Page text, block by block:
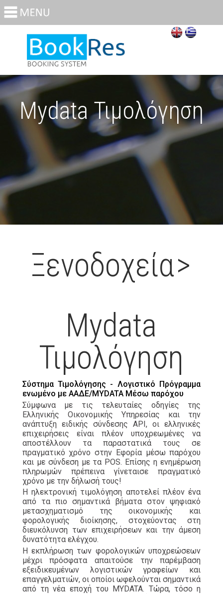
Mydata Τιμολόγηση
Ξενοδοχεία>
Mydata
Τιμολόγηση
Σύστημα Τιμολόγησης - Λογιστικό Πρόγραμμα
ενωμένο με ΑΑΔΕ/MYDATA Μέσω παρόχου
Σύμφωνα με τις τελευταίες οδηγίες της
Ελληνικής Οικονομικής Υπηρεσίας και την
ανάπτυξη ειδικής σύνδεσης API, οι ελληνικές
επιχειρήσεις είναι πλέον υποχρεωμένες να
αποστέλλουν τα παραστατικά τους σε
πραγματικό χρόνο στην Εφορία μέσω παρόχου
και με σύνδεση με τα POS. Επίσης η ενημέρωση
πληρωμών πρέπεινα γίνεταισε πραγματικό
χρόνο με την δήλωσή τους!
Η ηλεκτρονική τιμολόγηση αποτελεί πλέον ένα
από τα πιο σημαντικά βήματα στον ψηφιακό
μετασχηματισμό της οικονομικής και
φορολογικής διοίκησης, στοχεύοντας στη
διευκόλυνση των επιχειρήσεων και την άμεση
δυνατότητα ελέγχου.
Η εκπλήρωση των φορολογικών υποχρεώσεων
μέχρι πρόσφατα απαιτούσε την παρέμβαση
εξειδικευμένων λογιστικών γραφείων και
επαγγελματιών, οι οποίοι ωφελούνται σημαντικά
από τη νέα εποχή του MYDATA. Τώρα, τόσο η